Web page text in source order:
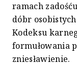
ramach
dóbr
Kodeksu
formułowania
zniesławienie.